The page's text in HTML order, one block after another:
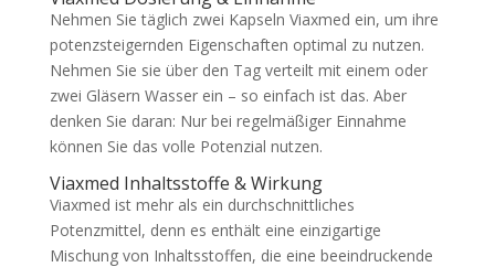
Nehmen Sie täglich zwei Kapseln Viaxmed ein, um ihre
potenzsteigernden Eigenschaften optimal zu nutzen.
Nehmen Sie sie über den Tag verteilt mit einem oder
zwei Gläsern Wasser ein – so einfach ist das. Aber
denken Sie daran: Nur bei regelmäßiger Einnahme
können Sie das volle Potenzial nutzen.
Viaxmed Inhaltsstoffe & Wirkung
Viaxmed ist mehr als ein durchschnittliches
Potenzmittel, denn es enthält eine einzigartige
Mischung von Inhaltsstoffen, die eine beeindruckende